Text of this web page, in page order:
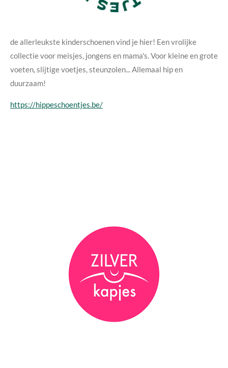
de allerleukste kinderschoenen vind je hier! Een vrolijke
collectie voor meisjes, jongens en mama's. Voor kleine en grote
voeten, slijtige voetjes, steunzolen... Allemaal hip en
duurzaam!
https://hippeschoentjes.be/